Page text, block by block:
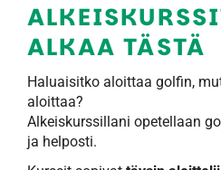
ALKAA TÄSTÄ
Haluaisitko aloittaa golfin,
aloittaa?
Alkeiskurssillani opetellaan
ja helposti.